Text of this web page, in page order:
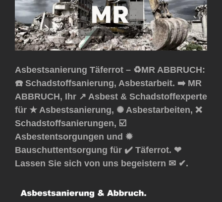
Asbestsanierung Täferrot – ♻️MR ABBRUCH:
☎️ Schadstoffsanierung, Asbestarbeit. ➡️ MR
ABBRUCH, Ihr ↗️ Asbest & Schadstoffexperte
für ★ Asbestsanierung, ✺ Asbestarbeiten, ❌
Schadstoffsanierungen, ☑️
Asbestentsorgungen und ✹
Bauschuttentsorgung für ✔️ Täferrot. ❤
Lassen Sie sich von uns begeistern ✉ ✔.